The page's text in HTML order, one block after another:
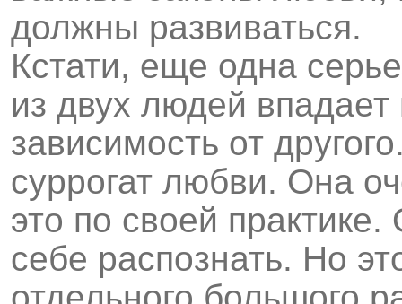
должны развиваться.
Кстати, еще одна
из двух людей
зависимость от
суррогат любви. Она
это по своей
себе распознать. Но